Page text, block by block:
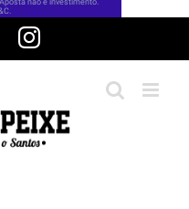
FacebookInstagram